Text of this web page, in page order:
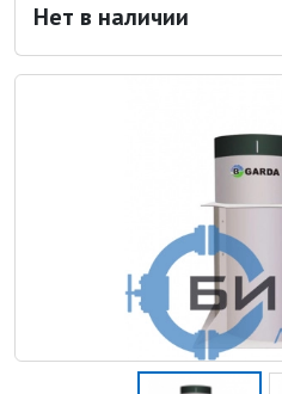
Нет в наличии